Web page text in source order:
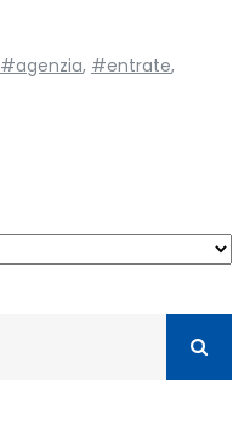
#agenzia, #entrate,